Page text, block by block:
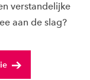
verstandelijke
aan de slag?